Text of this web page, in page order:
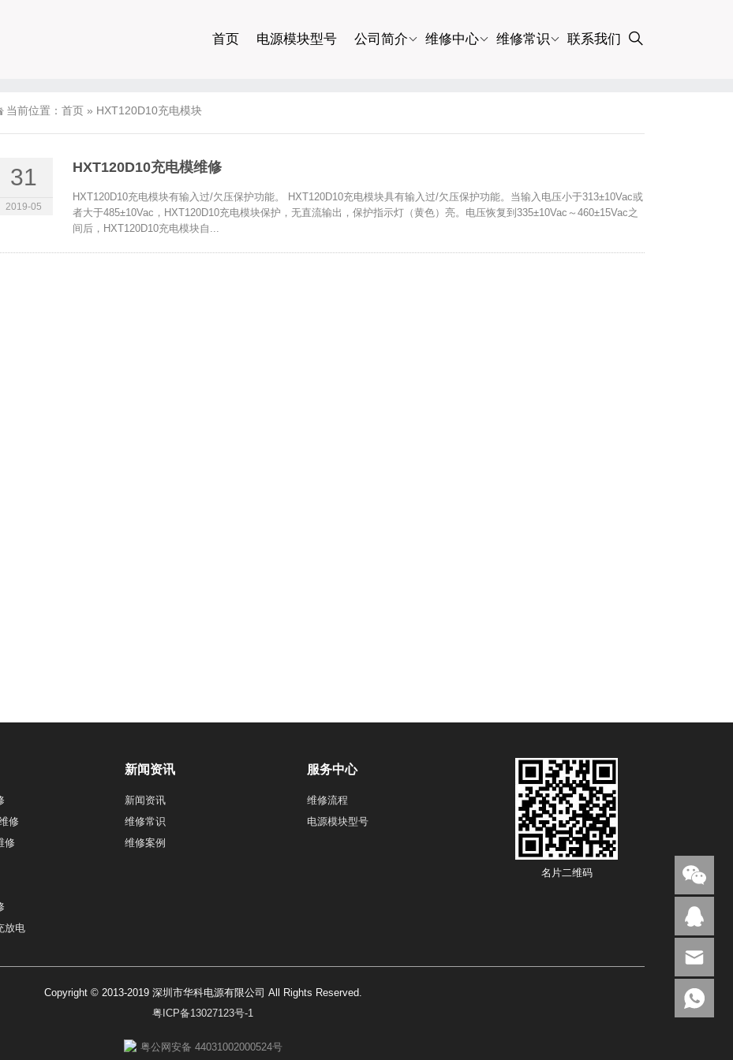
首页 电源模块型号 公司简介 维修中心 维修常识 联系我们
当前位置： 首页 » HXT120D10充电模块
31
2019-05
HXT120D10充电模维修
HXT120D10充电模块有输入过/欠压保护功能。 HXT120D10充电模块具有输入过/欠压保护功能。当输入电压小于313±10Vac或
者大于485±10Vac，HXT120D10充电模块保护，无直流输出，保护指示灯（黄色）亮。电压恢复到335±10Vac～460±15Vac之
间后，HXT120D10充电模块自...
修
修
放电
新闻资讯
新闻资讯
维修常识
维修案例
服务中心
维修流程
电源模块型号
名片二维码
Copyright © 2013-2019 深圳市华科电源有限公司 All Rights Reserved.
粤ICP备13027123号-1
粤公网安备 44031002000524号